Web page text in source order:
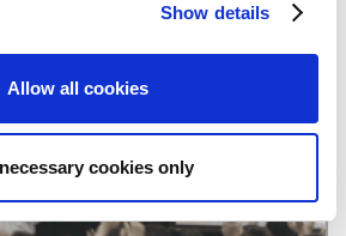
Show details
Allow all cookies
cookies only
IR Channel